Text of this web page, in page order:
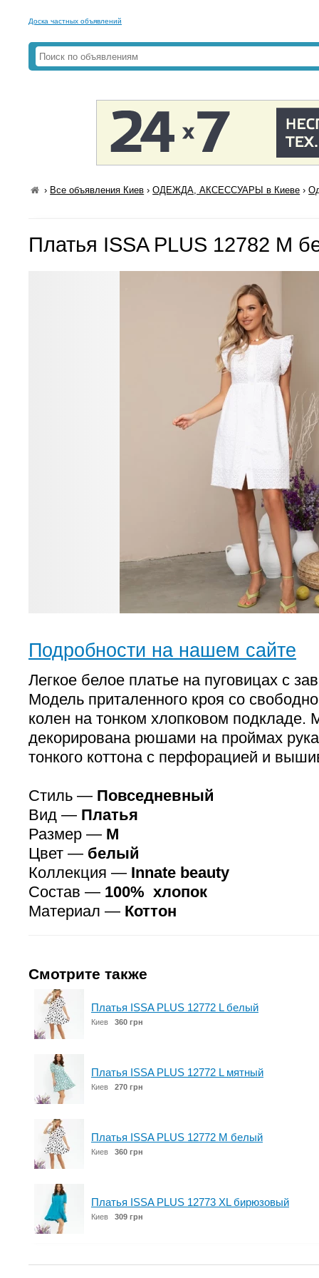
Доска частных объявлений
› Все объявления Киев ›ОДЕЖДА, АКСЕССУАРЫ в Киеве ›
Платья ISSA PLUS 12782 M
Подробности на нашем сайте
Легкое белое платье на пуговицах с
Модель приталенного кроя со
колен на тонком хлопковом подкладе.
декорирована рюшами на проймах
тонкого коттона с перфорацией и
Стиль — Повседневный
Вид — Платья
Размер — M
Цвет — белый
Коллекция — Innate beauty
Состав — 100% хлопок
Материал — Коттон
Смотрите также
Платья ISSA PLUS 12772 L белый
Киев 360 грн
Платья ISSA PLUS 12772 L мятный
Киев 270 грн
Платья ISSA PLUS 12772 M белый
Киев 360 грн
Платья ISSA PLUS 12773 XL бирюзовый
Киев 309 грн